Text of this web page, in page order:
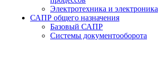
Электротехника и электроника
САПР общего назначения
Базовый САПР
Системы документооборота